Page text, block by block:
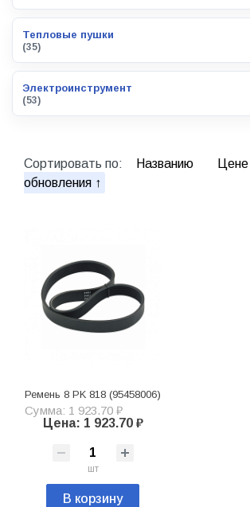
Тепловые пушки
(35)
Электроинструмент
(53)
Сортировать по: Названию Цене
обновления
Ремень 8 PK 818 (95458006)
Сумма: 1 923.70 ₽
Цена: 1 923.70 ₽
шт
В корзину